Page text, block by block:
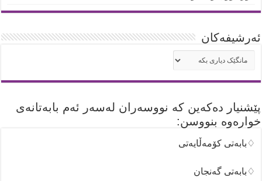
ئه‌رشیفه‌کان
ئه‌رشیفه‌کان
پێشنیار دەکەین کە نووسەران لەسەر ئەم بابەتانەی
خوارەوە بنووسن:
♢بابەتی کۆمەڵایەتی
♢بابەتی گەنجان